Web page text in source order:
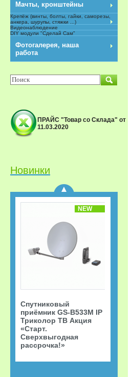
Мачты, кронштейны
Крепёж (винты, болты, гайки, саморезы,
анкера, шурупы, стяжки ...)
Видеонаблюдение
DIY модули "Сделай Сам"
Фотогалерея, наша
работа
ПРАЙС "Товар со Склада" от
11.03.2020
Новинки
Спутниковый
Сверхвыгодная
рассрочка!»
NEW
Спутниковый
приёмник GS-B533M IP
Триколор ТВ Акция
«Старт.
Сверхвыгодная
рассрочка!»